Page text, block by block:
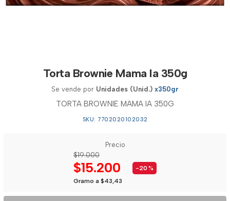
Torta Brownie Mama Ia 350g
Se vende por Unidades (Unid.) x350gr
TORTA BROWNIE MAMA IA 350G
SKU: 7702020102032
Precio
$19.000
$15.200
Gramo a $43,43
-20 %